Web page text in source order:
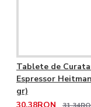
Tablete de
Espressor
gr)